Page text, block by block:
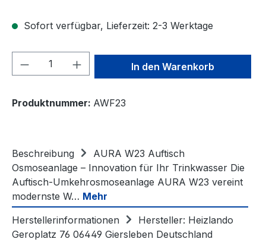
Sofort verfügbar, Lieferzeit: 2-3 Werktage
Produkt Anzahl: Gib denIn den Warenkorb
Produktnummer: AWF23
Beschreibung
AURA W23 Auftisch
Osmoseanlage – Innovation für Ihr Trinkwasser Die
Auftisch-Umkehrosmoseanlage AURA W23 vereint
modernste W… Mehr
Herstellerinformationen
Hersteller: Heizlando
Geroplatz 76 06449 Giersleben Deutschland